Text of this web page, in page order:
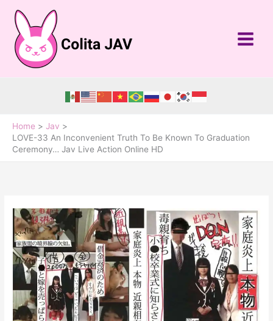
content
Home
Jav
LOVE-33 An Inconvenient Truth To Be Known To Graduation
Ceremony… Jav Live Action Online HD